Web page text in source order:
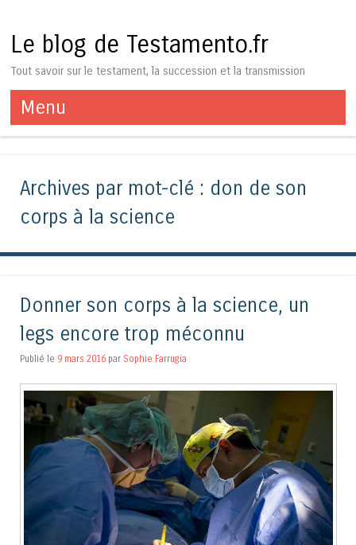
Le blog de Testamento.fr
Tout savoir sur le testament, la succession et la transmission
Menu
Aller au contenu
Archives par mot-clé : don de son
corps à la science
Donner son corps à la science, un
legs encore trop méconnu
Publié le 9 mars 2016 par Sophie Farrugia